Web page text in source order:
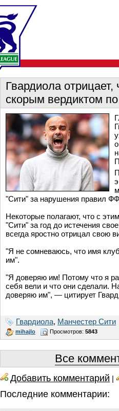
Гвардиола отрицает,
скорым вердиктом
"Сити" за нарушения правил
Некоторые полагают, что с
"Сити" за год до истечения
всегда яростно отрицал свою
"Я не сомневаюсь, что имя
им".
"Я доверяю им! Потому что я
себя вели и что они сделали.
доверяю им", — цитирует
Гвардиола, Манчестер Сити
mihajlo Просмотров: 5843
Все
Добавить комментарий |
Последние комментарии: